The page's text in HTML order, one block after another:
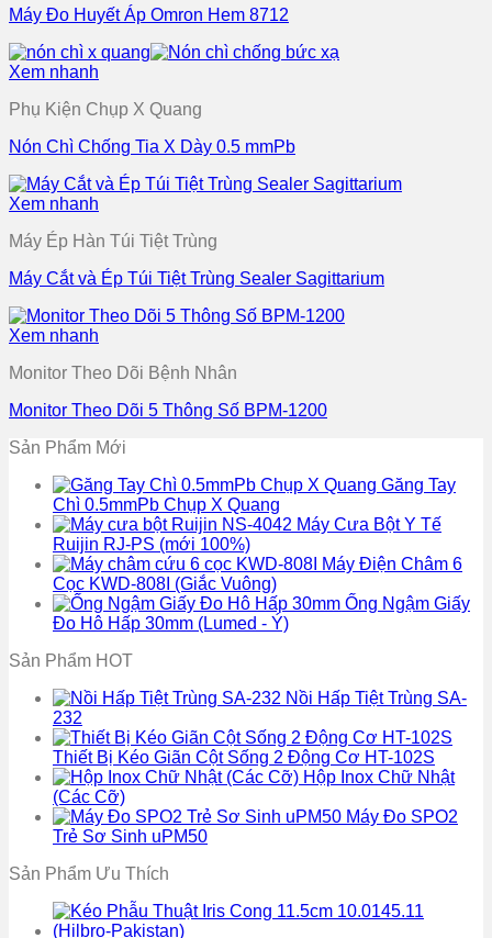
Máy Đo Huyết Áp Omron Hem 8712
Xem nhanh
Phụ Kiện Chụp X Quang
Nón Chì Chống Tia X Dày 0.5 mmPb
Xem nhanh
Máy Ép Hàn Túi Tiệt Trùng
Máy Cắt và Ép Túi Tiệt Trùng Sealer Sagittarium
Xem nhanh
Monitor Theo Dõi Bệnh Nhân
Monitor Theo Dõi 5 Thông Số BPM-1200
Sản Phẩm Mới
Găng Tay
Chì 0.5mmPb Chụp X Quang
Máy Cưa Bột Y Tế
Ruijin RJ-PS (mới 100%)
Máy Điện Châm 6
Cọc KWD-808I (Giắc Vuông)
Ống Ngậm Giấy
Đo Hô Hấp 30mm (Lumed - Ý)
Sản Phẩm HOT
Nồi Hấp Tiệt Trùng SA-
232
Thiết Bị Kéo Giãn Cột Sống 2 Động Cơ HT-102S
Hộp Inox Chữ Nhật
(Các Cỡ)
Máy Đo SPO2
Trẻ Sơ Sinh uPM50
Sản Phẩm Ưu Thích